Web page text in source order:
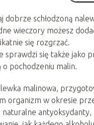
dobrze schłodzoną
wieczory możesz
się rozgrzać.
sprawdzi się także jako
o pochodzeniu malin.
malinowa,
organizm w okresie
naturalne